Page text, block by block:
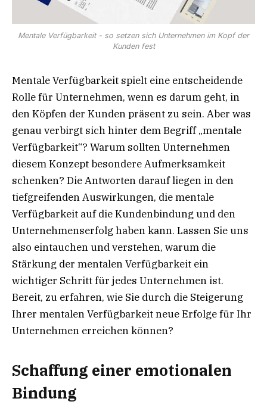
Mentale Verfügbarkeit - so setzen sich Unternehmen im Kopf der
Kunden fest
Mentale Verfügbarkeit spielt eine entscheidende
Rolle für Unternehmen, wenn es darum geht, in
den Köpfen der Kunden präsent zu sein. Aber was
genau verbirgt sich hinter dem Begriff „mentale
Verfügbarkeit“? Warum sollten Unternehmen
diesem Konzept besondere Aufmerksamkeit
schenken? Die Antworten darauf liegen in den
tiefgreifenden Auswirkungen, die mentale
Verfügbarkeit auf die Kundenbindung und den
Unternehmenserfolg haben kann. Lassen Sie uns
also eintauchen und verstehen, warum die
Stärkung der mentalen Verfügbarkeit ein
wichtiger Schritt für jedes Unternehmen ist.
Bereit, zu erfahren, wie Sie durch die Steigerung
Ihrer mentalen Verfügbarkeit neue Erfolge für Ihr
Unternehmen erreichen können?
Schaffung einer emotionalen
Bindung